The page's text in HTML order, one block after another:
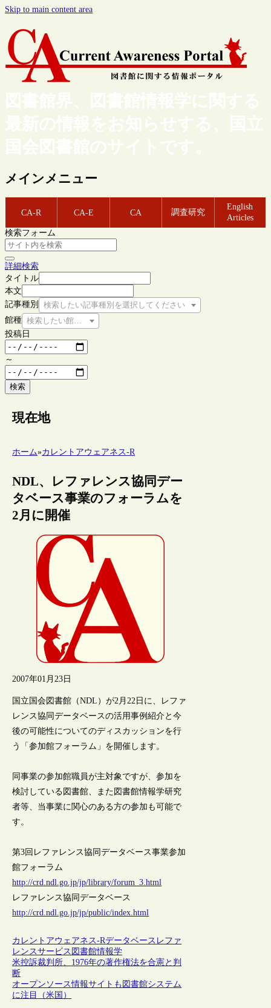
Skip to main content area
図書館界、図書館情報学に関する
最新の情報をお知らせする、国立
国会図書館のサイトです。
メインメニュー
CA-R CA-E CA 調査研究
English
Articles
検索フォーム
詳細検索
タイトル
本文
記事種別
検索したい記事種別を選択してください
館種 検索したい館種を選択してください
投稿日
～
検索
現在地
ホーム»カレントアウェアネス-R
NDL、レファレンス協同デー
タベース事業のフォーラムを
2月に開催
2007年01月23日
国立国会図書館（NDL）が2月22日に、レファ
レンス協同データベースの活用事例紹介と今
後の可能性についてのディスカッションを行
う「参加館フォーラム」を開催します。
同事業の参加館職員が主対象ですが、参加を
検討している図書館、また図書館情報学研究
者等、当事業に関心のある方の参加も可能で
す。
第3回レファレンス協同データベース事業参加
館フォーラム
http://crd.ndl.go.jp/jp/library/forum_3.html
レファレンス協同データベース
http://crd.ndl.go.jp/jp/public/index.html
カレントアウェアネス-Rデータベース レファ
レンスサービス 図書館情報学
米控訴裁判所、1976年の著作権法を合憲と判
断
オープンソース情報サイトも図書館システム
に注目（米国）